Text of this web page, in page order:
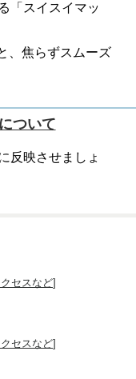
「スイスイマッ
、焦らずスムーズ
ついて
反映させましょ
セスなど]
セスなど]